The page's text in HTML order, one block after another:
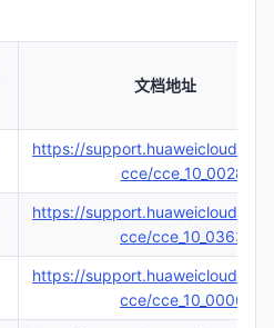
文档地址
https://
cce/
https://
cce/
https://
cce/